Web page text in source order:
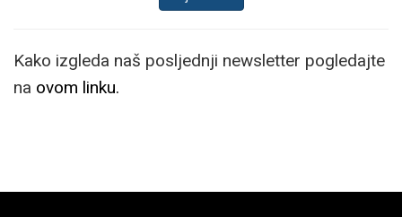
Kako izgleda naš posljednji newsletter pogledajte
na ovom linku.